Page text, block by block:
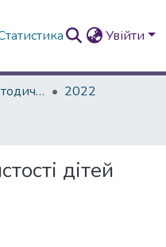
Увійти
Вісник науково-методичних досліджень ВГПК
2022
дітей